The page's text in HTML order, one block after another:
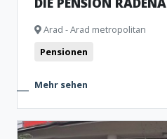
Arad - Arad metropolitan
Pensionen
Mehr sehen